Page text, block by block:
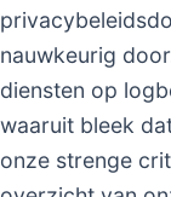
nauwkeurig
diensten op
waaruit bleek
onze strenge